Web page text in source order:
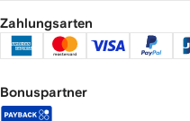
Zahlungsarten
Bonuspartner